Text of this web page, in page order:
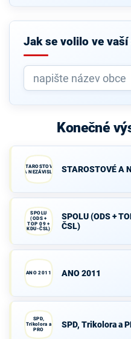
Jak se volilo ve vaší
Konečné
STAROSTOVÉ
A NEZÁVISLÍ
STAROSTOVÉ A
SPOLU
(ODS +
TOP 09 +
KDU-ČSL)
SPOLU (ODS +
ČSL)
ANO 2011 ANO 2011
SPD,
Trikolora a
PRO
SPD, Trikolora a